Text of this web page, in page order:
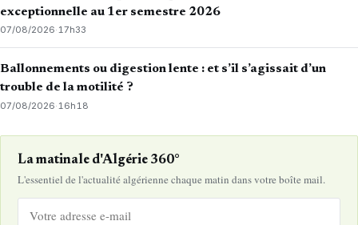
exceptionnelle au 1er semestre 2026
07/08/2026·17h33
Ballonnements ou digestion lente : et s’il s’agissait d’un
trouble de la motilité ?
07/08/2026·16h18
La matinale d'Algérie 360°
L'essentiel de l'actualité algérienne chaque matin dans votre boîte mail.